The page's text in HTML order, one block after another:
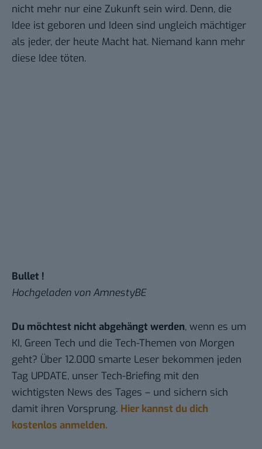
nicht mehr nur eine Zukunft sein wird. Denn, die
Idee ist geboren und Ideen sind ungleich mächtiger
als jeder, der heute Macht hat. Niemand kann mehr
diese Idee töten.
Bullet !
Hochgeladen von AmnestyBE
Du möchtest nicht abgehängt werden, wenn es um
KI, Green Tech und die Tech-Themen von Morgen
geht? Über 12.000 smarte Leser bekommen jeden
Tag UPDATE, unser Tech-Briefing mit den
wichtigsten News des Tages – und sichern sich
damit ihren Vorsprung. Hier kannst du dich
kostenlos anmelden.